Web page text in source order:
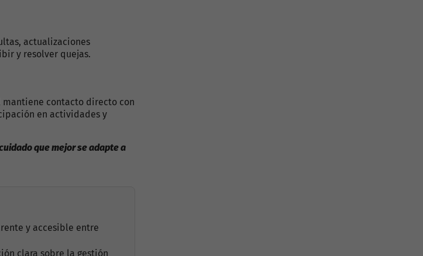
actualizaciones
y resolver quejas.
mantiene contacto directo con
en actividades y
que mejor se adapte a
y accesible entre
clara sobre la gestión